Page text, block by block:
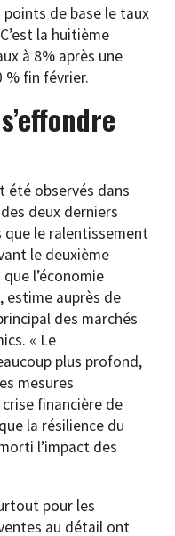
de base le taux
la huitième
à 8% après une
% fin février.
été observés dans
deux derniers
que le ralentissement
le deuxième
l’économie
estime auprès de
des marchés
« Le
plus profond,
mesures
financière de
la résilience du
l’impact des
pour les
au détail ont